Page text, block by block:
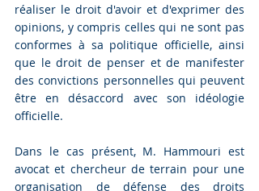
réaliser le droit d'avoir et d'exprimer des
opinions, y compris celles qui ne sont pas
conformes à sa politique officielle, ainsi
que le droit de penser et de manifester
des convictions personnelles qui peuvent
être en désaccord avec son idéologie
officielle.
Dans le cas présent, M. Hammouri est
avocat et chercheur de terrain pour une
organisation de défense des droits